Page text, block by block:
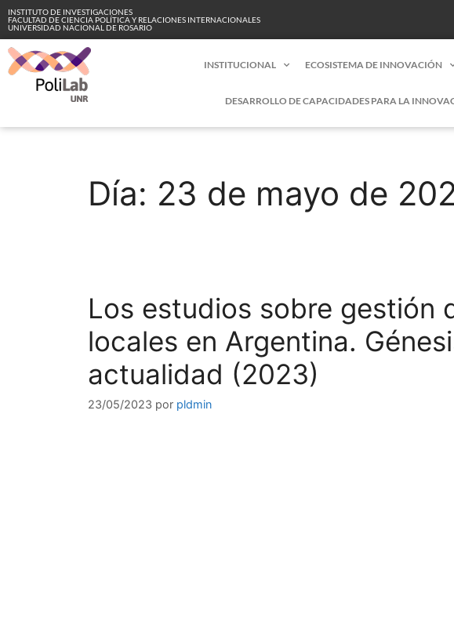
INSTITUTO DE INVESTIGACIONES
FACULTAD DE CIENCIA POLÍTICA Y RELACIONES INTERNACIONALES
UNIVERSIDAD NACIONAL DE ROSARIO
INSTITUCIONAL ECOSISTEMA DE INNOVACIÓN
DESARROLLO DE CAPACIDADES PARA LA
Día: 23 de mayo de
Los estudios sobre gestión
locales en Argentina.
actualidad (2023)
23/05/2023 por pldmin